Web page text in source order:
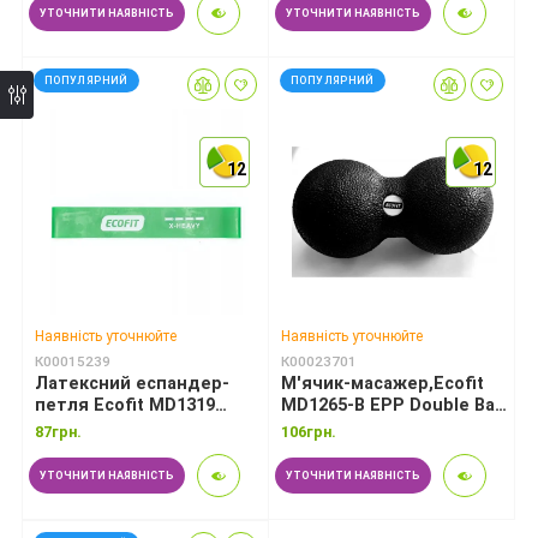
УТОЧНИТИ НАЯВНІСТЬ УТОЧНИТИ НАЯВНІСТЬ
12
12
12
ПОПУЛЯРНИЙ
Наявність уточнюйте
К00015239
Латексний еспандер-
петля Ecofit MD1319
жорсткість x-heavy
87грн.
УТОЧНИТИ НАЯВНІСТЬ
12
12
12
ПОПУЛЯРНИЙ
Наявність уточнюйте
К00023701
М'ячик-масажер,Ecofit
MD1265-B EPP Double Ball
8*16см
106грн.
УТОЧНИТИ НАЯВНІСТЬ